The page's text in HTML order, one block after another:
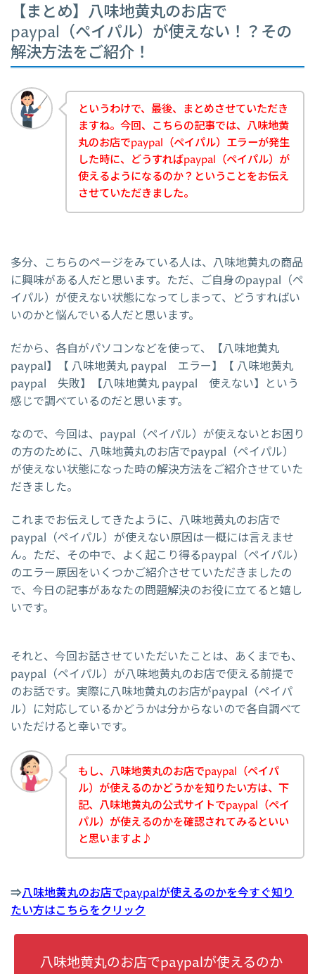
【まとめ】八味地黄丸のお店で
paypal（ペイパル）が使えない！？その
解決方法をご紹介！
というわけで、最後、まとめさせていただき
ますね。今回、こちらの記事では、八味地黄
丸のお店でpaypal（ペイパル）エラーが発生
した時に、どうすればpaypal（ペイパル）が
使えるようになるのか？ということをお伝え
させていただきました。
多分、こちらのページをみている人は、八味地黄丸の商品
に興味がある人だと思います。ただ、ご自身のpaypal（ペ
イパル）が使えない状態になってしまって、どうすればい
いのかと悩んでいる人だと思います。
だから、各自がパソコンなどを使って、【八味地黄丸
paypal】【 八味地黄丸 paypal エラー】【 八味地黄丸
paypal 失敗】【八味地黄丸 paypal 使えない】という
感じで調べているのだと思います。
なので、今回は、paypal（ペイパル）が使えないとお困り
の方のために、八味地黄丸のお店でpaypal（ペイパル）
が使えない状態になった時の解決方法をご紹介させていた
だきました。
これまでお伝えしてきたように、八味地黄丸のお店で
paypal（ペイパル）が使えない原因は一概には言えませ
ん。ただ、その中で、よく起こり得るpaypal（ペイパル）
のエラー原因をいくつかご紹介させていただきましたの
で、今日の記事があなたの問題解決のお役に立てると嬉し
いです。
それと、今回お話させていただいたことは、あくまでも、
paypal（ペイパル）が八味地黄丸のお店で使える前提で
のお話です。実際に八味地黄丸のお店がpaypal（ペイパ
ル）に対応しているかどうかは分からないので各自調べて
いただけると幸いです。
もし、八味地黄丸のお店でpaypal（ペイパ
ル）が使えるのかどうかを知りたい方は、下
記、八味地黄丸の公式サイトでpaypal（ペイ
パル）が使えるのかを確認されてみるといい
と思いますよ♪
⇒八味地黄丸のお店でpaypalが使えるのかを今すぐ知り
たい方はこちらをクリック
八味地黄丸のお店でpaypalが使えるのか